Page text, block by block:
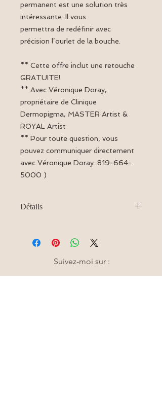
permanent est une solution très
intéressante. Il vous
permettra de redéfinir avec
précision l’ourlet de la bouche.
** Cette offre inclut une retouche
GRATUITE!
** Avec Véronique Doray,
propriétaire de Clinique
Dermopigma, MASTER Artist &
ROYAL Artist
** Pour toute question, vous
pouvez communiquer directement
avec Véronique Doray :819-664-
5000 )
Détails
retouche gratuite (si fait dans les 4-
6 semaines suivant le premier
rendez-vous).Suivez-moi sur :